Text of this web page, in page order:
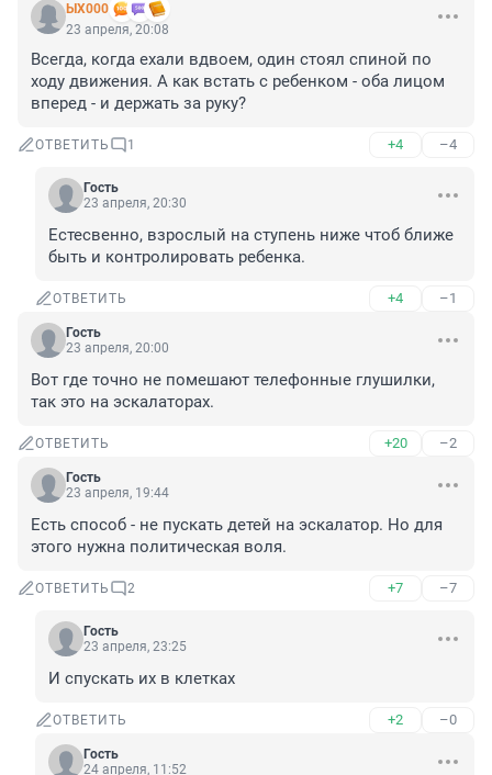
ЫХ000
23 апреля, 20:08
Всегда, когда ехали вдвоем, один стоял спиной по
ходу движения. А как встать с ребенком - оба лицом
вперед - и держать за руку?
ОТВЕТИТЬ 1 +4 –4
Гость
23 апреля, 20:30
Естесвенно, взрослый на ступень ниже чтоб ближе
быть и контролировать ребенка.
ОТВЕТИТЬ +4 –1
Гость
23 апреля, 20:00
Вот где точно не помешают телефонные глушилки,
так это на эскалаторах.
ОТВЕТИТЬ +20 –2
Гость
23 апреля, 19:44
Есть способ - не пускать детей на эскалатор. Но для
этого нужна политическая воля.
ОТВЕТИТЬ 2 +7 –7
Гость
23 апреля, 23:25
И спускать их в клетках
ОТВЕТИТЬ +2 –0
Гость
24 апреля, 11:52